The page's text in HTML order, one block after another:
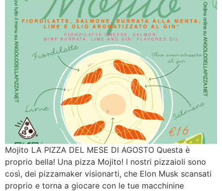
Mojito LA PIZZA DEL MESE DI AGOSTO Questa è
proprio bella! Una pizza Mojito! I nostri pizzaioli sono
così, dei pizzamaker visionarti, che Elon Musk scansati
proprio e torna a giocare con le tue macchinine